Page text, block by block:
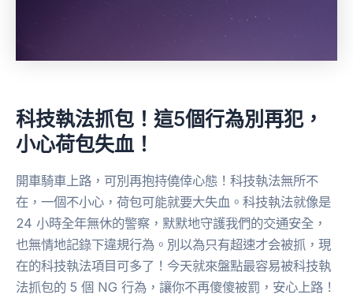
科技執法抓包！這5個行為別再犯，
小心荷包失血！
開車騎車上路，可別再抱持僥倖心態！科技執法無所不
在，一個不小心，荷包可能就要大失血。科技執法就像是
24 小時全年無休的警察，默默地守護我們的交通安全，
也無情地記錄下違規行為。別以為只有超速才会被抓，現
在的科技執法項目可多了！今天就來盤點最容易被科技執
法抓包的 5 個 NG 行為，讓你不再傻傻被罰，安心上路！